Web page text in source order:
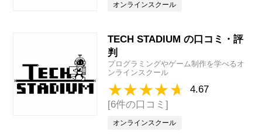
オンラインスクール
TECH STADIUM の口コミ・評
判
プログラミングやゲーム制作を学べるオ
ンラインスクール
4.67
[6件の口コミ]
オンラインスクール